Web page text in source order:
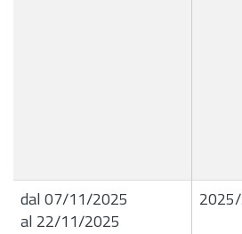
dal 07/11/2025
al 22/11/2025